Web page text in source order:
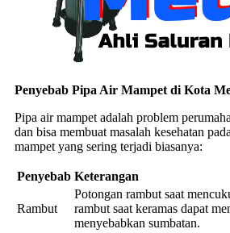
Penyebab Pipa Air Mampet di Kota
Pipa air mampet adalah problem
dan bisa membuat masalah kesehatan
mampet yang sering terjadi biasanya:
Penyebab Keterangan
Rambut
Potongan rambut saat
rambut saat keramas dapat
menyebabkan sumbatan.